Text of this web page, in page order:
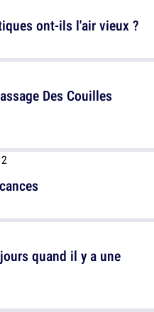
Des Couilles
quand il y a une
ont-ils l'air vieux ?